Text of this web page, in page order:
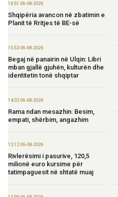
16:51 06-08-2026
Shqipëria avancon në zbatimin e
Planit të Rritjes të BE-së
15:53 06-08-2026
Begaj në panairin në Ulqin: Libri
mban gjallë gjuhën, kulturën dhe
identitetin tonë shqiptar
14:32 06-08-2026
Rama ndan mesazhin: Besim,
empati, shërbim, angazhim
12:12 06-08-2026
Rivlerësimi i pasurive, 120,5
milionë euro kursime për
tatimpaguesit në shtatë muaj